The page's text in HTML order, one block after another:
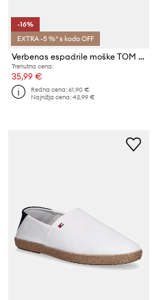
-16%
EXTRA -5 %* s kodo OFF
Verbenas espadrile moške TOM MALI
Trenutna cena:
35,99 €
Redna cena:61,90 €
Najnižja cena:42,99 €